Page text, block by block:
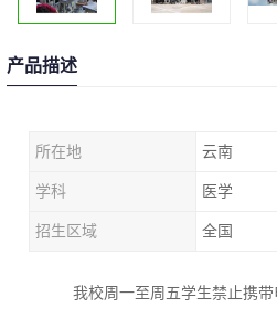
产品描述
所在地 云南
学科 医学
招生区域 全国
我校周一至周五学生禁止携